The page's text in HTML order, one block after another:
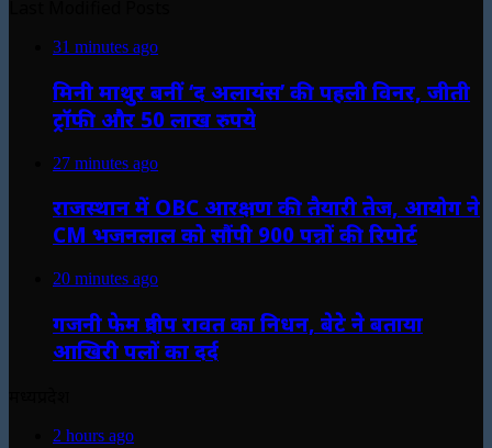
31 minutes ago
मिनी माथुर बनीं ‘द अलायंस’ की पहली विनर, जीती
ट्रॉफी और 50 लाख रुपये
27 minutes ago
राजस्थान में OBC आरक्षण की तैयारी तेज, आयोग ने
CM भजनलाल को सौंपी 900 पन्नों की रिपोर्ट
20 minutes ago
गजनी फेम प्रदीप रावत का निधन, बेटे ने बताया
आखिरी पलों का दर्द
2 hours ago